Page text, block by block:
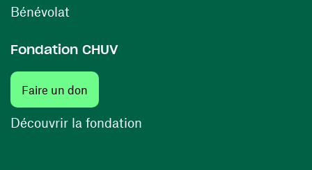
Bénévolat
Fondation CHUV
Faire un don
Découvrir la fondation